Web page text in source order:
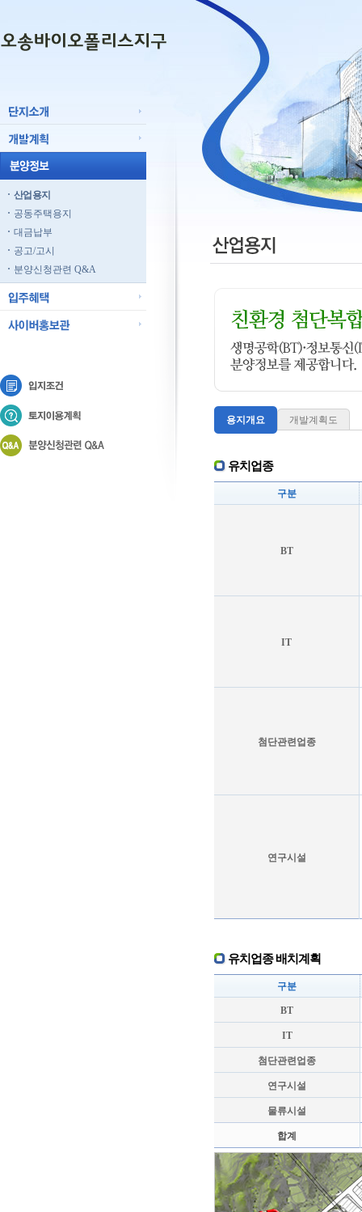
산업용지
공동주택용지
대금납부
공고/고시
분양신청관련 Q&A
용지개요 개발계획도
유치업종
구분
BT
IT
첨단관련업종
연구시설
유치업종 배치계획
구분
합계
BT
IT
첨단관련업종
연구시설
물류시설